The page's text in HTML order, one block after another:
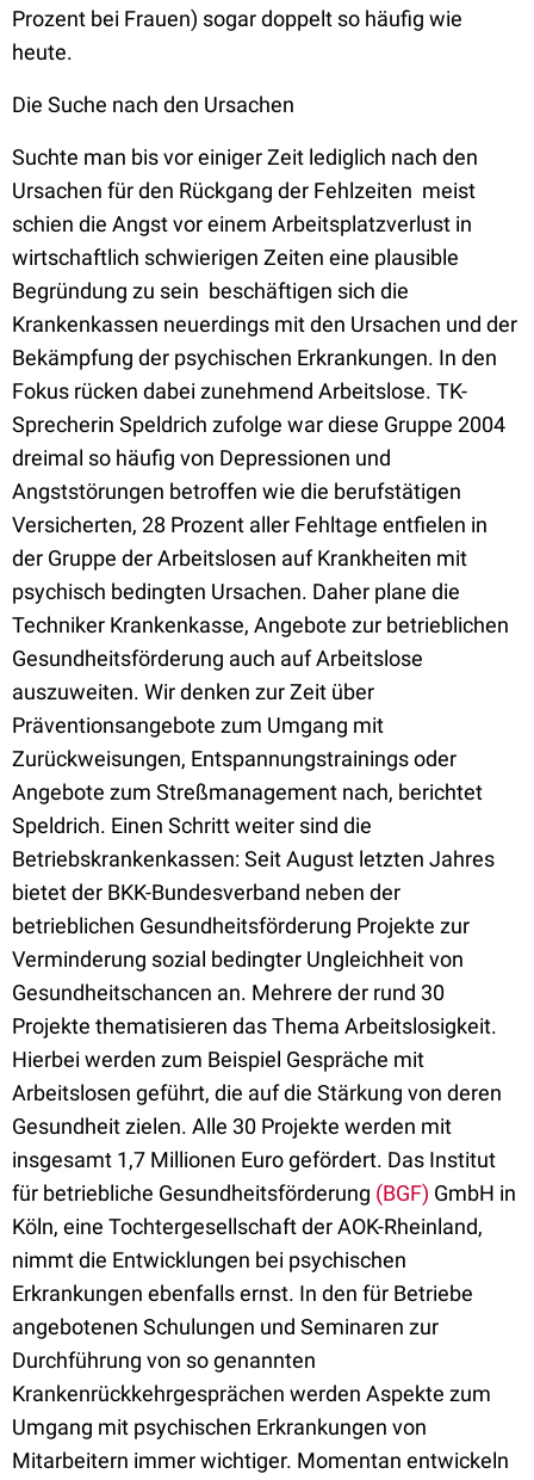
Prozent bei Frauen) sogar doppelt so häufig wie
heute.
Die Suche nach den Ursachen
Suchte man bis vor einiger Zeit lediglich nach den
Ursachen für den Rückgang der Fehlzeiten  meist
schien die Angst vor einem Arbeitsplatzverlust in
wirtschaftlich schwierigen Zeiten eine plausible
Begründung zu sein  beschäftigen sich die
Krankenkassen neuerdings mit den Ursachen und der
Bekämpfung der psychischen Erkrankungen. In den
Fokus rücken dabei zunehmend Arbeitslose. TK-
Sprecherin Speldrich zufolge war diese Gruppe 2004
dreimal so häufig von Depressionen und
Angststörungen betroffen wie die berufstätigen
Versicherten, 28 Prozent aller Fehltage entfielen in
der Gruppe der Arbeitslosen auf Krankheiten mit
psychisch bedingten Ursachen. Daher plane die
Techniker Krankenkasse, Angebote zur betrieblichen
Gesundheitsförderung auch auf Arbeitslose
auszuweiten. Wir denken zur Zeit über
Präventionsangebote zum Umgang mit
Zurückweisungen, Entspannungstrainings oder
Angebote zum Streßmanagement nach, berichtet
Speldrich. Einen Schritt weiter sind die
Betriebskrankenkassen: Seit August letzten Jahres
bietet der BKK-Bundesverband neben der
betrieblichen Gesundheitsförderung Projekte zur
Verminderung sozial bedingter Ungleichheit von
Gesundheitschancen an. Mehrere der rund 30
Projekte thematisieren das Thema Arbeitslosigkeit.
Hierbei werden zum Beispiel Gespräche mit
Arbeitslosen geführt, die auf die Stärkung von deren
Gesundheit zielen. Alle 30 Projekte werden mit
insgesamt 1,7 Millionen Euro gefördert. Das Institut
für betriebliche Gesundheitsförderung (BGF) GmbH in
Köln, eine Tochtergesellschaft der AOK-Rheinland,
nimmt die Entwicklungen bei psychischen
Erkrankungen ebenfalls ernst. In den für Betriebe
angebotenen Schulungen und Seminaren zur
Durchführung von so genannten
Krankenrückkehrgesprächen werden Aspekte zum
Umgang mit psychischen Erkrankungen von
Mitarbeitern immer wichtiger. Momentan entwickeln